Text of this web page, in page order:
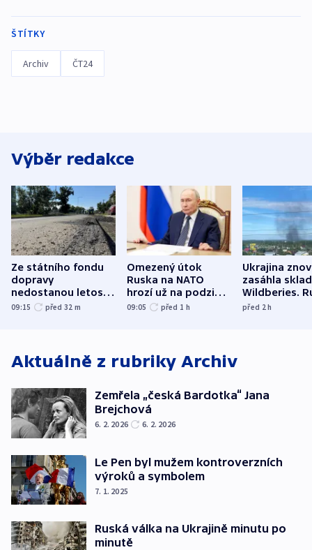
ŠTÍTKY
Archiv ČT24
Výběr redakce
Ze státního fondu
dopravy
nedostanou letos
kraje na silnice ani
09:15 před 32 m
Omezený útok
Ruska na NATO
hrozí už na podzim,
varují tajné služby
09:05 před 1 h
Ukrajina
zasáhla
Wildberies.
útočili v
před 2h
Aktuálně z rubriky Archiv
Zemřela „česká Bardotka“ Jana
Brejchová
6. 2. 2026 6. 2. 2026
Le Pen byl mužem kontroverzních
výroků a symbolem
7. 1. 2025
Ruská válka na Ukrajině minutu po
minutě